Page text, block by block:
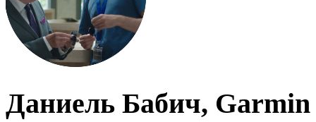
Даниель Бабич, Garmin